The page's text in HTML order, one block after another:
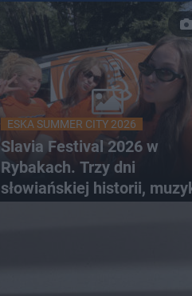
ESKA SUMMER CITY 2026
Slavia Festival 2026 w
Rybakach. Trzy dni
słowiańskiej historii,